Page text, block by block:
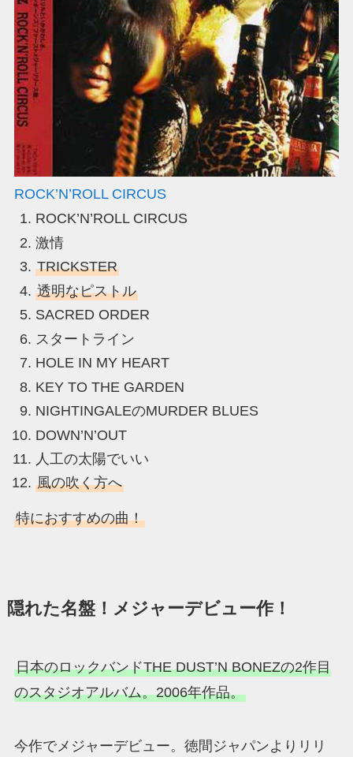
ROCK’N’ROLL CIRCUS
ROCK’N’ROLL CIRCUS
激情
TRICKSTER
透明なピストル
SACRED ORDER
スタートライン
HOLE IN MY HEART
KEY TO THE GARDEN
NIGHTINGALEのMURDER BLUES
DOWN’N’OUT
人工の太陽でいい
風の吹く方へ
特におすすめの曲！
隠れた名盤！メジャーデビュー作！
日本のロックバンドTHE DUST’N BONEZの2作目
のスタジオアルバム。2006年作品。
今作でメジャーデビュー。徳間ジャパンよりリリ